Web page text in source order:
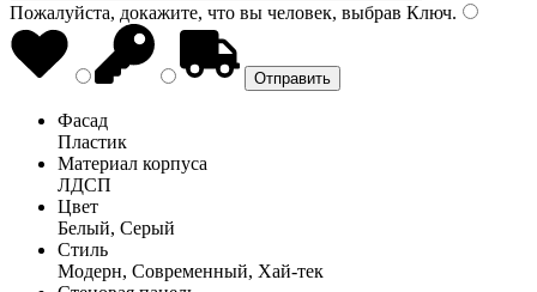
Пожалуйста, докажите, что вы человек, выбрав Ключ.
Фасад
Пластик
Материал корпуса
ЛДСП
Цвет
Белый, Серый
Стиль
Модерн, Современный, Хай-тек